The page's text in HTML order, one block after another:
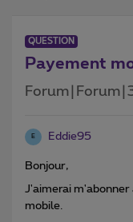
QUESTION
Payement
E Eddie95
Bonjour,
J'aimerai m'abonner
mobile.